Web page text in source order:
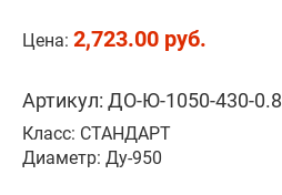
Цена: 2,723.00 руб.
Артикул: ДО-Ю-1050-430-0.8
Класс: СТАНДАРТ
Диаметр: Ду-950